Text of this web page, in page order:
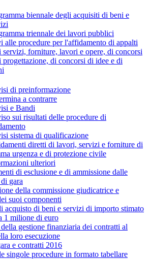
biennale degli acquisiti di beni e
triennale dei lavori pubblici
alle procedure per l'affidamento di appalti
forniture, lavori e opere, di concorsi
di concorsi di idee e di
di preinformazione
a contrarre
e Bandi
sui risultati delle procedure di
sistema di qualificazione
diretti di lavori, servizi e forniture di
urgenza e di protezione civile
ulteriori
di esclusione e di ammissione dalle
gara
della commissione giudicatrice e
suoi componenti
acquisto di beni e servizi di importo stimato
1 milione di euro
gestione finanziaria dei contratti al
loro esecuzione
e contratti 2016
singole procedure in formato tabellare